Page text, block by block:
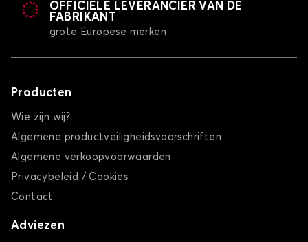
OFFICIËLE LEVERANCIER VAN DE
FABRIKANT
grote Europese merken
Producten
Wie zijn wij?
Algemene productveiligheidsvoorschriften
Algemene verkoopvoorwaarden
Privacybeleid / Cookies
Contact
Adviezen